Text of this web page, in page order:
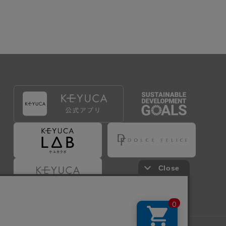
ることで登録することが出来ます。
判断した場合は、弊社は、その登録を取り消す
事前に通知することなく一旦なされた登録を取